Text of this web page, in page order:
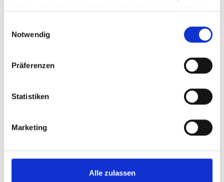
Notwendig
Präferenzen
Statistiken
Marketing
Alle zulassen
E-Mail*
Telefon